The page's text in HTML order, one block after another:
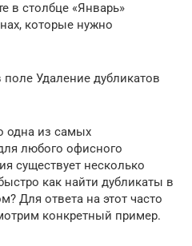
в столбце «Январь»
которые нужно
Удаление дубликатов
одна из самых
любого офисного
существует несколько
как найти дубликаты в
Для ответа на этот часто
конкретный пример.